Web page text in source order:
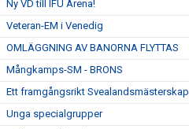
Ny VD till IFU Arena!
Veteran-EM i Venedig
OMLÄGGNING AV BANORNA FLYTTAS
Mångkamps-SM - BRONS
Ett framgångsrikt Svealandsmästerskap
Unga specialgrupper